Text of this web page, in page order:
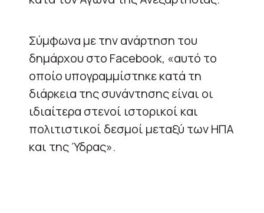
Σύμφωνα με την ανάρτηση του
δημάρχου στο Facebook, «αυτό το
οποίο υπογραμμίστηκε κατά τη
διάρκεια της συνάντησης είναι οι
ιδιαίτερα στενοί ιστορικοί και
πολιτιστικοί δεσμοί μεταξύ των ΗΠΑ
και της Ύδρας».